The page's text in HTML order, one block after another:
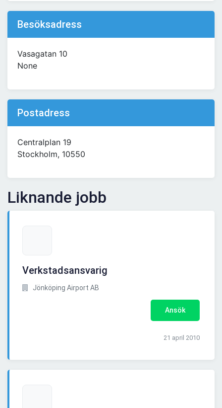
Besöksadress
Vasagatan 10
None
Postadress
Centralplan 19
Stockholm, 10550
Liknande jobb
Verkstadsansvarig
Jönköping Airport AB
Ansök
21 april 2010